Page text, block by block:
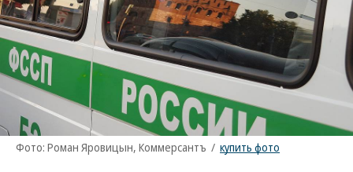
Фото: Роман Яровицын, Коммерсантъ / купить фото